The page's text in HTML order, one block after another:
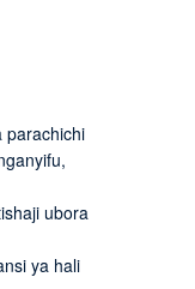
parachichi
ubora
ya hali